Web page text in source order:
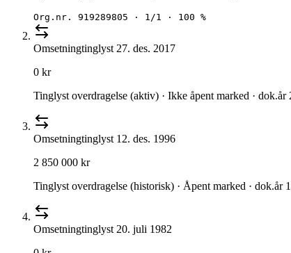
Org.nr. 919289805 · 1/1 · 100 %
Omsetningtinglyst 27. des. 2017
0 kr
Tinglyst overdragelse (aktiv) · Ikke åpent marked · dok.år
Omsetningtinglyst 12. des. 1996
2 850 000 kr
Tinglyst overdragelse (historisk) · Åpent marked · dok.år
Omsetningtinglyst 20. juli 1982